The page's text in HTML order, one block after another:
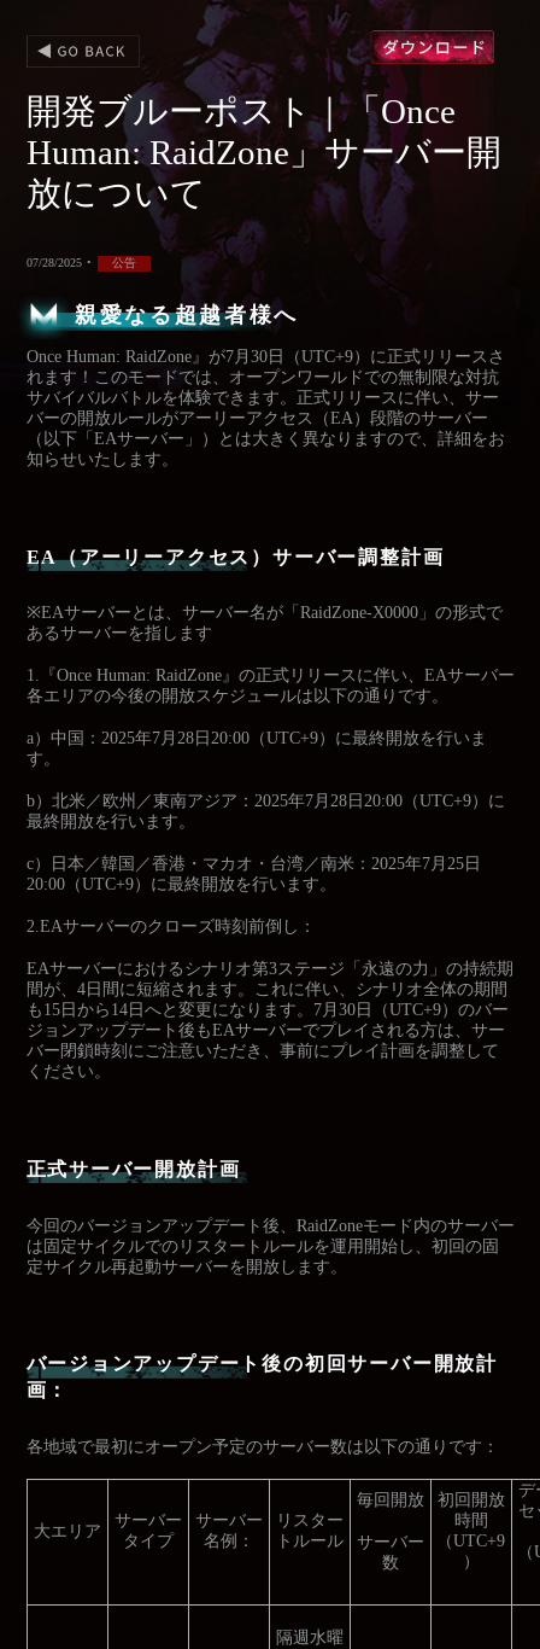
開発ブルーポスト｜「Once
Human: RaidZone」サーバー開
放について
07/28/2025 • 公告
親愛なる超越者様へ
Once Human: RaidZone』が7月30日（UTC+9）に正式リリースさ
れます！このモードでは、オープンワールドでの無制限な対抗
サバイバルバトルを体験できます。正式リリースに伴い、サー
バーの開放ルールがアーリーアクセス（EA）段階のサーバー
（以下「EAサーバー」）とは大きく異なりますので、詳細をお
知らせいたします。
EA（アーリーアクセス）サーバー調整計画
※EAサーバーとは、サーバー名が「RaidZone-X0000」の形式で
あるサーバーを指します
1.『Once Human: RaidZone』の正式リリースに伴い、EAサーバー
各エリアの今後の開放スケジュールは以下の通りです。
a）中国：2025年7月28日20:00（UTC+9）に最終開放を行いま
す。
b）北米／欧州／東南アジア：2025年7月28日20:00（UTC+9）に
最終開放を行います。
c）日本／韓国／香港・マカオ・台湾／南米：2025年7月25日
20:00（UTC+9）に最終開放を行います。
2.EAサーバーのクローズ時刻前倒し：
EAサーバーにおけるシナリオ第3ステージ「永遠の力」の持続期
間が、4日間に短縮されます。これに伴い、シナリオ全体の期間
も15日から14日へと変更になります。7月30日（UTC+9）のバー
ジョンアップデート後もEAサーバーでプレイされる方は、サー
バー閉鎖時刻にご注意いただき、事前にプレイ計画を調整して
ください。
正式サーバー開放計画
今回のバージョンアップデート後、RaidZoneモード内のサーバー
は固定サイクルでのリスタートルールを運用開始し、初回の固
定サイクル再起動サーバーを開放します。
バージョンアップデート後の初回サーバー開放計
画：
各地域で最初にオープン予定のサーバー数は以下の通りです：
大エリア
サーバー
タイプ
サーバー
名例：
リスター
トルール
毎回開放
サーバー
数
初回開放
時間
（UTC+9
）
デ
セ
隔週水曜